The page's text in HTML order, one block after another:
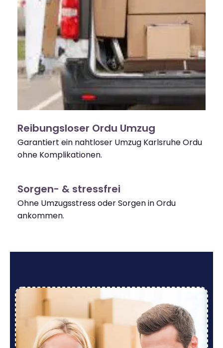
Reibungsloser Ordu Umzug
Garantiert ein nahtloser Umzug Karlsruhe Ordu
ohne Komplikationen.
Sorgen- & stressfrei
Ohne Umzugsstress oder Sorgen in Ordu
ankommen.